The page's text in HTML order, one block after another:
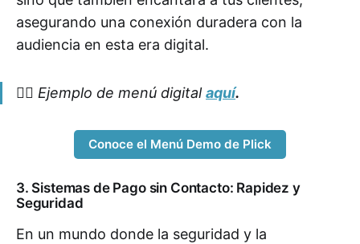
asegurando una conexión duradera con la
audiencia en esta era digital.
👉🏼 Ejemplo de menú digitalaquí.
Conoce el Menú Demo de Plick
3. Sistemas de Pago sin Contacto: Rapidez y
Seguridad
En un mundo donde la seguridad y la